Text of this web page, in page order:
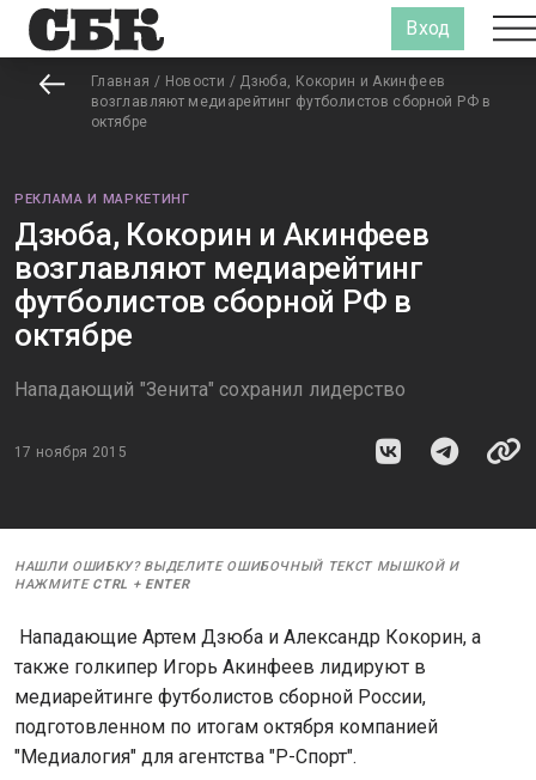
Вход
Главная / Новости / Дзюба, Кокорин и Акинфеев
возглавляют медиарейтинг футболистов сборной РФ в
октябре
РЕКЛАМА И МАРКЕТИНГ
Дзюба, Кокорин и Акинфеев
возглавляют медиарейтинг
футболистов сборной РФ в
октябре
Нападающий "Зенита" сохранил лидерство
17 ноября 2015
НАШЛИ ОШИБКУ? ВЫДЕЛИТЕ ОШИБОЧНЫЙ ТЕКСТ МЫШКОЙ И
НАЖМИТЕ CTRL + ENTER
Нападающие Артем Дзюба и Александр Кокорин, а
также голкипер Игорь Акинфеев лидируют в
медиарейтинге футболистов сборной России,
подготовленном по итогам октября компанией
"Медиалогия" для агентства "Р-Спорт".